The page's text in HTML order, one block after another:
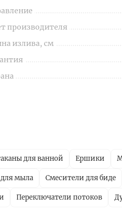
производителя
излива, см
для ванной Ершики
мыла Смесители для биде
Переключатели потоков